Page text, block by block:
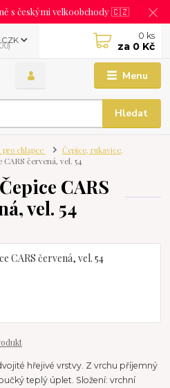
s českými velkoobchody 🇨🇿
Menu
CZK
Hledat
0 ks
za 0 Kč
pro chlapce
Čepice, rukavice,
CARS červená, vel. 54
CARS
vel. 54
hřejivé vrstvy. Z vrchu příjemný
teplý úplet. Složení: vrchní